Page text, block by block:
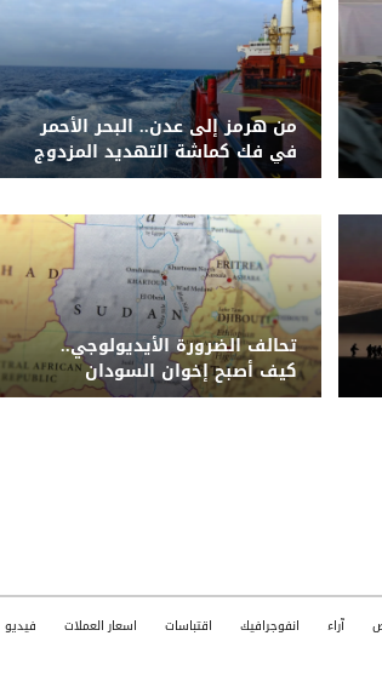
من هرمز إلى عدن.. البحر الأحمر
في فك كماشة التهديد المزدوج
للحوثيين وتحالف قراصنة الصومال
تحالف الضرورة الأيديولوجي..
كيف أصبح إخوان السودان
وجناحهم العسكري جزءاً من
آراء انفوجرافيك اقتباسات اسعار العملات فيديو